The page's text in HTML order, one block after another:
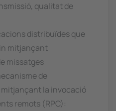
qualitat de
distribuïdes que
mitjançant
missatges
de
la invocació
remots (RPC):